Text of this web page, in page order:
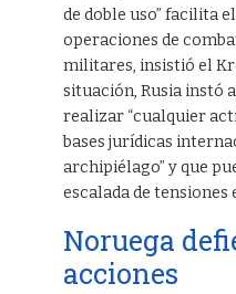
de doble uso” facilita
operaciones de
militares, insistió el
situación, Rusia instó
realizar “cualquier
bases jurídicas
archipiélago” y que
escalada de tensiones
Noruega
acciones